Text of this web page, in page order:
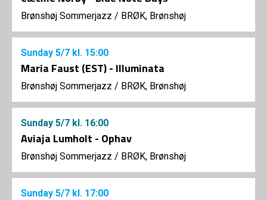
Brønshøj Sommerjazz / BRØK, Brønshøj
Sunday 5/7 kl. 15:00
Maria Faust (EST) - Illuminata
Brønshøj Sommerjazz / BRØK, Brønshøj
Sunday 5/7 kl. 16:00
Aviaja Lumholt - Ophav
Brønshøj Sommerjazz / BRØK, Brønshøj
Sunday 5/7 kl. 17:00